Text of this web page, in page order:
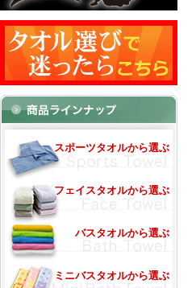
スポーツタオルから選ぶ
フェイスタオルから選ぶ
バスタオルから選ぶ
ミニバスタオルから選ぶ